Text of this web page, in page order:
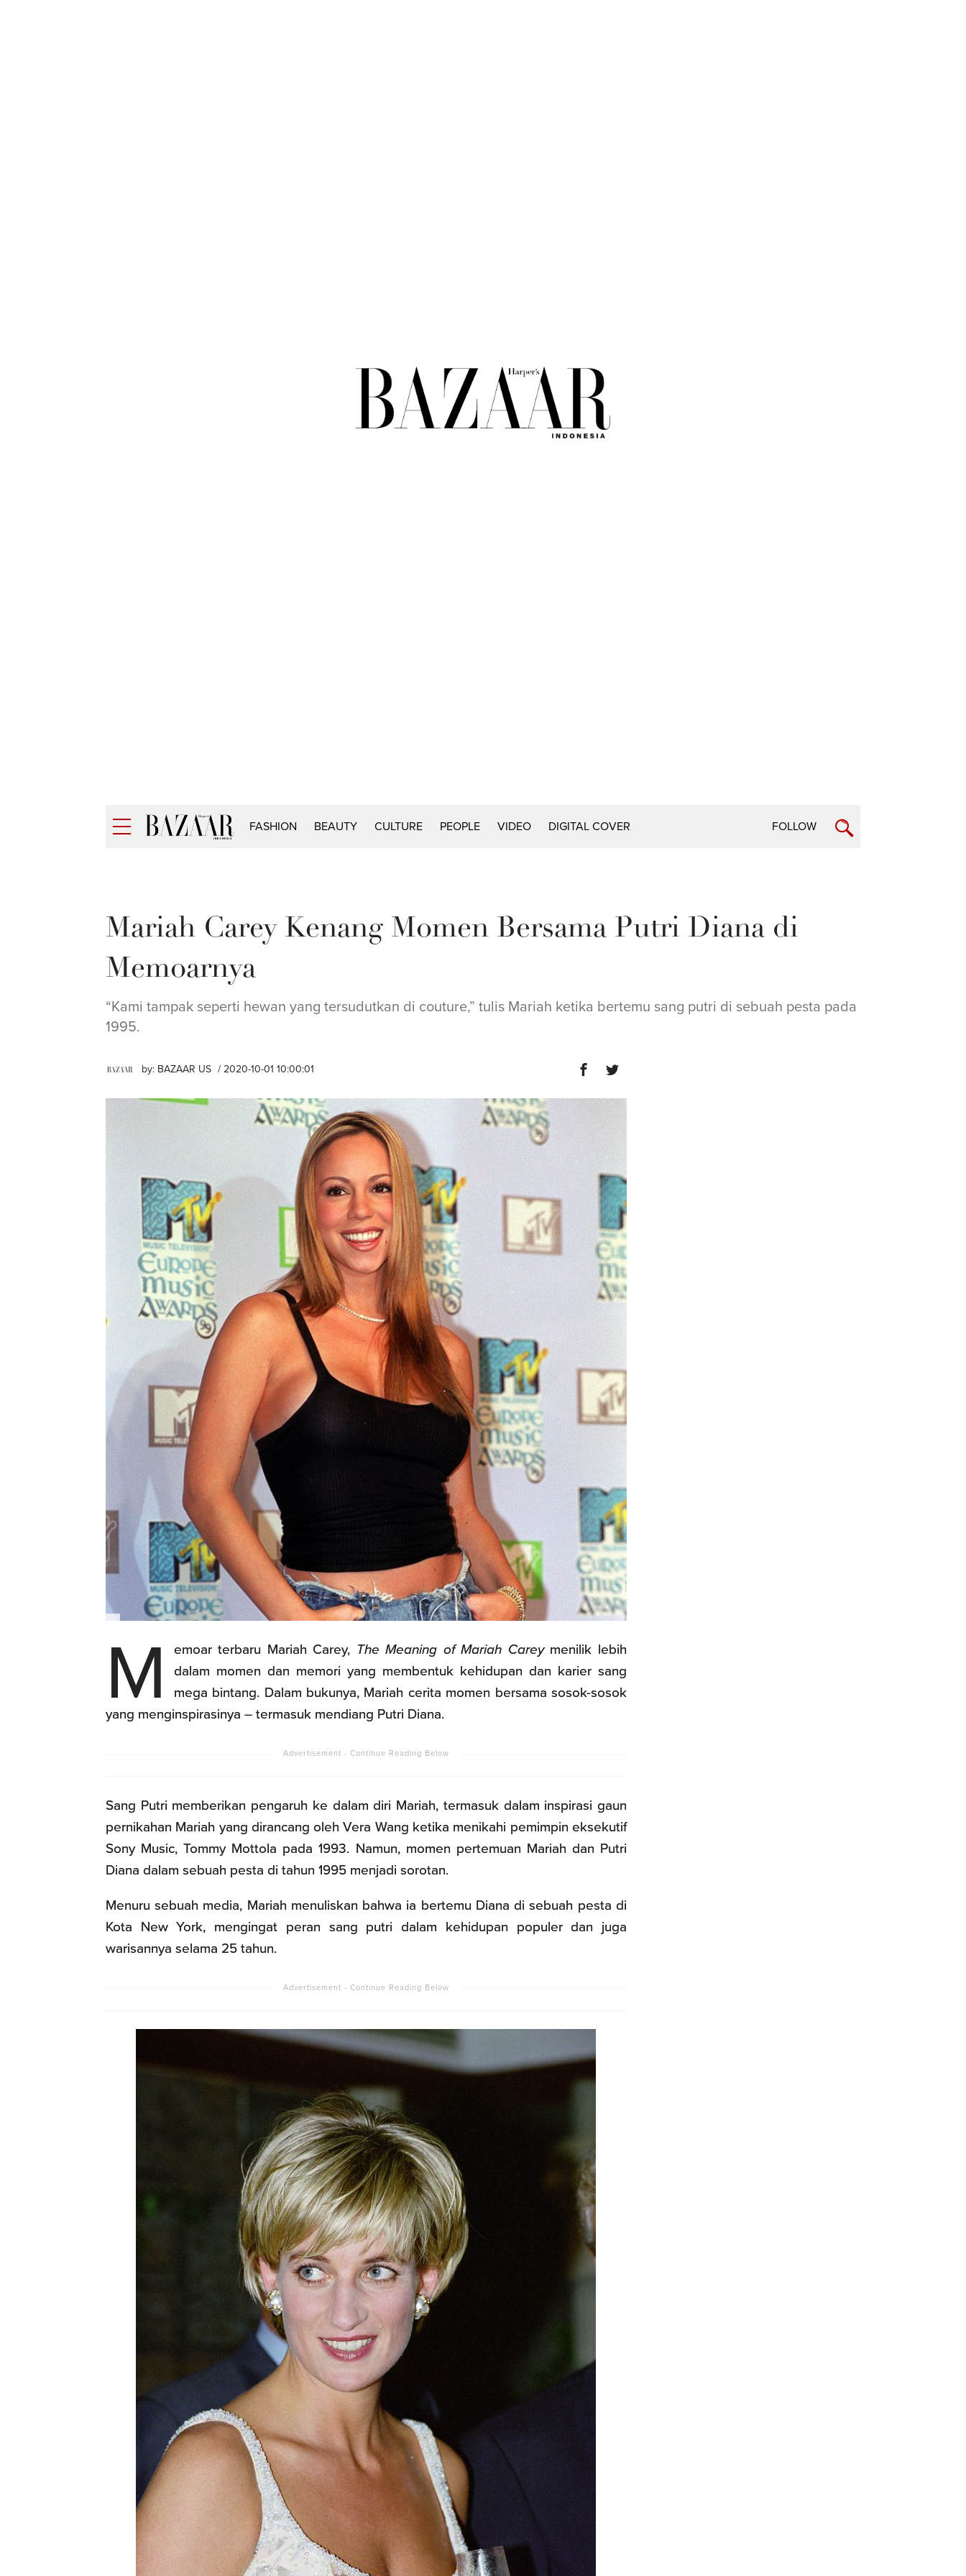
FASHION BEAUTY CULTURE PEOPLE VIDEO DIGITAL COVER FOLLOW
Mariah Carey Kenang Momen Bersama Putri Diana di
Memoarnya
“Kami tampak seperti hewan yang tersudutkan di couture,” tulis Mariah ketika bertemu sang putri di sebuah pesta pada
1995.
by: BAZAAR US / 2020-10-01 10:00:01
M emoar terbaru Mariah Carey, The Meaning of Mariah Careymenilik lebih
dalam momen dan memori yang membentuk kehidupan dan karier sang
mega bintang. Dalam bukunya, Mariah cerita momen bersama sosok-sosok
yang menginspirasinya – termasuk mendiang Putri Diana.
Sang Putri memberikan pengaruh ke dalam diri Mariah, termasuk dalam inspirasi gaun
pernikahan Mariah yang dirancang oleh Vera Wang ketika menikahi pemimpin eksekutif
Sony Music, Tommy Mottola pada 1993. Namun, momen pertemuan Mariah dan Putri
Diana dalam sebuah pesta di tahun 1995 menjadi sorotan.
Menuru sebuah media, Mariah menuliskan bahwa ia bertemu Diana di sebuah pesta di
Kota New York, mengingat peran sang putri dalam kehidupan populer dan juga
warisannya selama 25 tahun.